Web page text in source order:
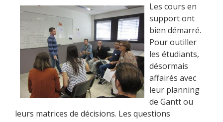
Les cours en
support ont
bien démarré.
Pour outiller
les étudiants,
désormais
affairés avec
leur planning
de Gantt ou
leurs matrices de décisions. Les questions